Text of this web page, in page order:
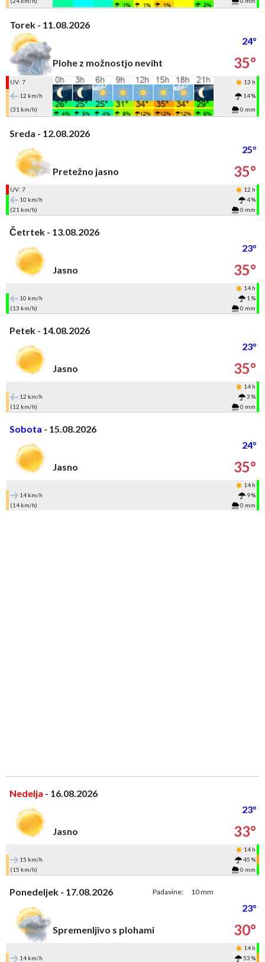
Torek - 11.08.2026
24°
Plohe z možnostjo neviht
35°
UV: 7
13 h
12 km/h
14 %
(31 km/h)
0 mm
Sreda - 12.08.2026
25°
Pretežno jasno
35°
UV: 7
12 h
10 km/h
4 %
(21 km/h)
0 mm
Četrtek - 13.08.2026
23°
Jasno
35°
14 h
10 km/h
1 %
(13 km/h)
0 mm
Petek - 14.08.2026
23°
Jasno
35°
14 h
12 km/h
3 %
(12 km/h)
0 mm
Sobota - 15.08.2026
24°
Jasno
35°
14 h
14 km/h
9 %
(14 km/h)
0 mm
Nedelja - 16.08.2026
23°
Jasno
33°
14 h
15 km/h
45 %
(15 km/h)
0 mm
Ponedeljek - 17.08.2026 Padavine: 10 mm
23°
Spremenljivo s plohami
30°
14 h
14 km/h
53 %